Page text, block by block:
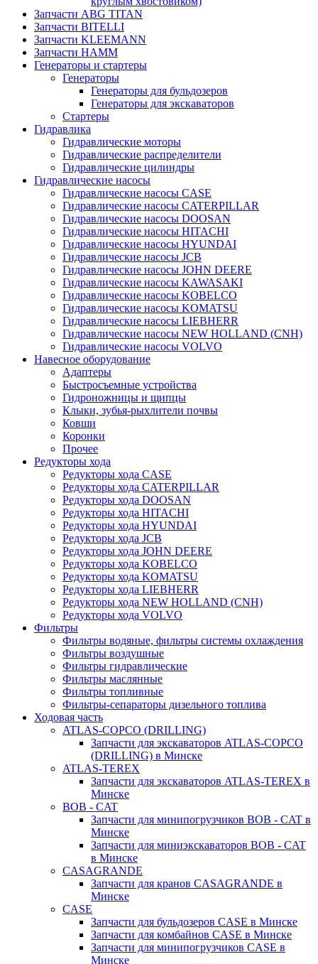
Запчасти ABG TITAN
Запчасти BITELLI
Запчасти KLEEMANN
Запчасти HAMM
Генераторы и стартеры
Генераторы
Генераторы для бульдозеров
Генераторы для экскаваторов
Стартеры
Гидравлика
Гидравлические моторы
Гидравлические распределители
Гидравлические цилиндры
Гидравлические насосы
Гидравлические насосы CASE
Гидравлические насосы CATERPILLAR
Гидравлические насосы DOOSAN
Гидравлические насосы HITACHI
Гидравлические насосы HYUNDAI
Гидравлические насосы JCB
Гидравлические насосы JOHN DEERE
Гидравлические насосы KAWASAKI
Гидравлические насосы KOBELCO
Гидравлические насосы KOMATSU
Гидравлические насосы LIEBHERR
Гидравлические насосы NEW HOLLAND (CNH)
Гидравлические насосы VOLVO
Навесное оборудование
Адаптеры
Быстросъемные устройства
Гидроножницы и щипцы
Клыки, зубья-рыхлители почвы
Ковши
Коронки
Прочее
Редукторы хода
Редукторы хода CASE
Редукторы хода CATERPILLAR
Редукторы хода DOOSAN
Редукторы хода HITACHI
Редукторы хода HYUNDAI
Редукторы хода JCB
Редукторы хода JOHN DEERE
Редукторы хода KOBELCO
Редукторы хода KOMATSU
Редукторы хода LIEBHERR
Редукторы хода NEW HOLLAND (CNH)
Редукторы хода VOLVO
Фильтры
Фильтры водяные, фильтры системы охлаждения
Фильтры воздушные
Фильтры гидравлические
Фильтры маслянные
Фильтры топливные
Фильтры-сепараторы дизельного топлива
Ходовая часть
ATLAS-COPCO (DRILLING)
Запчасти для экскаваторов ATLAS-COPCO
(DRILLING) в Минске
ATLAS-TEREX
Запчасти для экскаваторов ATLAS-TEREX в
Минске
BOB - CAT
Запчасти для минипогрузчиков BOB - CAT в
Минске
Запчасти для миниэкскаваторов BOB - CAT
в Минске
CASAGRANDE
Запчасти для кранов CASAGRANDE в
Минске
CASE
Запчасти для бульдозеров CASE в Минске
Запчасти для комбайнов CASE в Минске
Запчасти для минипогрузчиков CASE в
Минске